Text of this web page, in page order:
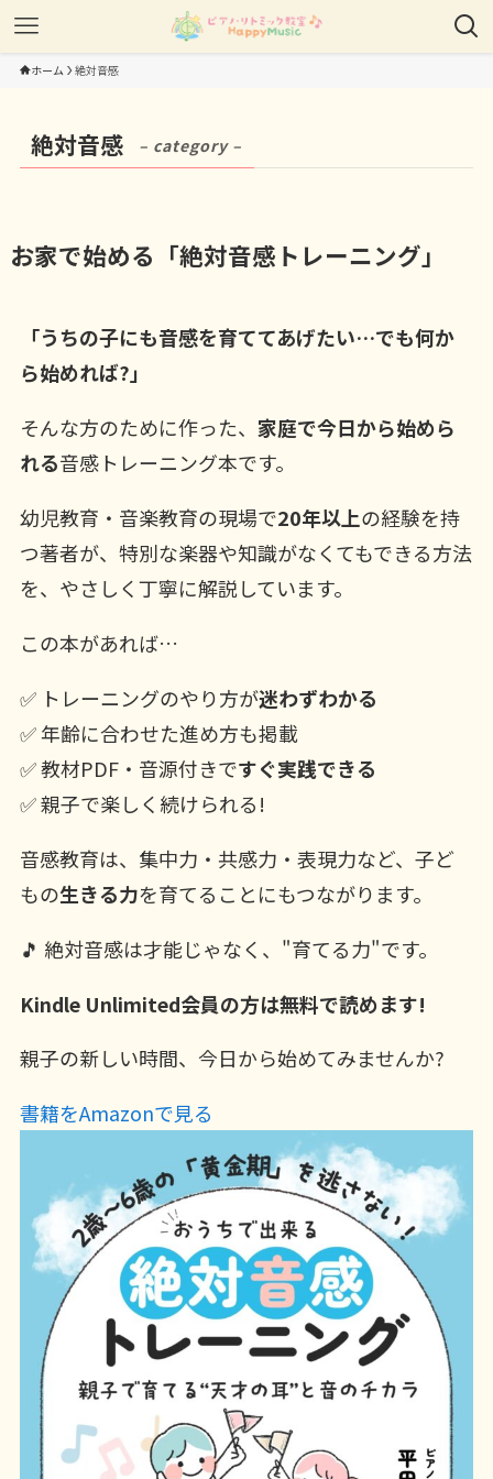
ホーム 絶対音感
絶対音感 – category –
お家で始める「絶対音感トレーニング」
「うちの子にも音感を育ててあげたい…でも何か
ら始めれば?」
そんな方のために作った、 家庭で今日から始めら
れる音感トレーニング本です。
幼児教育・音楽教育の現場で20年以上の経験を持
つ著者が、特別な楽器や知識がなくてもできる方法
を、やさしく丁寧に解説しています。
この本があれば…
✅ トレーニングのやり方が迷わずわかる
✅ 年齢に合わせた進め方も掲載
✅ 教材PDF・音源付きですぐ実践できる
✅ 親子で楽しく続けられる!
音感教育は、集中力・共感力・表現力など、子ど
もの生きる力を育てることにもつながります。
🎵 絶対音感は才能じゃなく、"育てる力"です。
Kindle Unlimited会員の方は無料で読めます!
親子の新しい時間、今日から始めてみませんか?
書籍をAmazonで見る